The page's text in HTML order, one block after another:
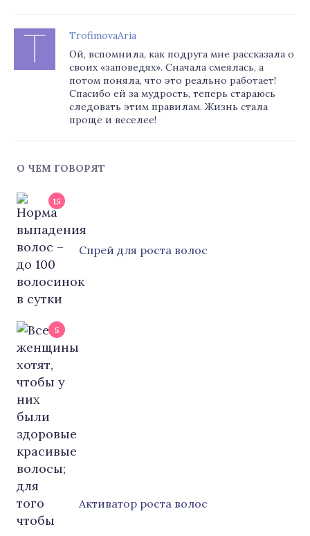
TrofimovaAria
Ой, вспомнила, как подруга мне рассказала о
своих «заповедях». Сначала смеялась, а
потом поняла, что это реально работает!
Спасибо ей за мудрость, теперь стараюсь
следовать этим правилам. Жизнь стала
проще и веселее!
О ЧЕМ ГОВОРЯТ
15
Cпрей для роста волос
5
Активатор роста волос